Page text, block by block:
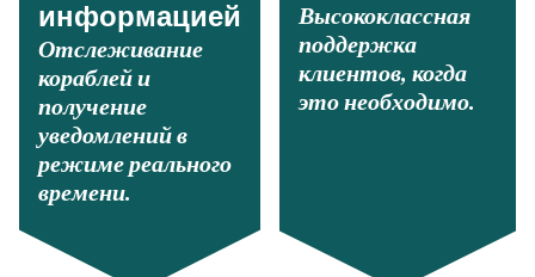
информацией
Отслеживание
кораблей и
получение
уведомлений в
режиме реального
времени.
Высококлассная
поддержка
клиентов, когда
это необходимо.